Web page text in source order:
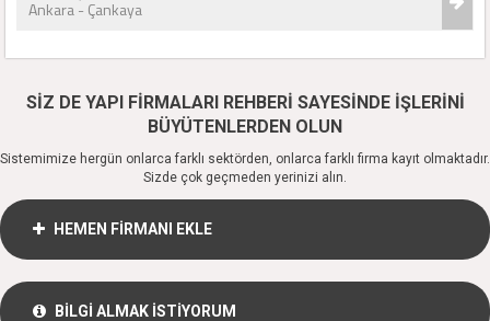
Ankara - Çankaya
SİZ DE YAPI FİRMALARI REHBERİ SAYESİNDE İŞLERİNİ
BÜYÜTENLERDEN OLUN
Sistemimize hergün onlarca farklı sektörden, onlarca farklı firma kayıt olmaktadır.
Sizde çok geçmeden yerinizi alın.
HEMEN FİRMANI EKLE
BİLGİ ALMAK İSTİYORUM